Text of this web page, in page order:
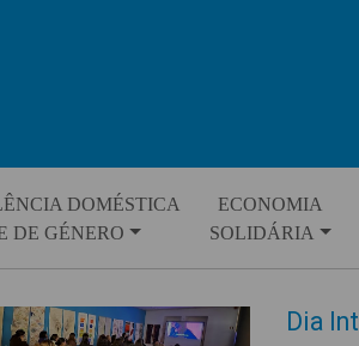
DOMÉSTICA
DE GÉNERO
ECONOMIA
SOLIDÁRIA
Dia